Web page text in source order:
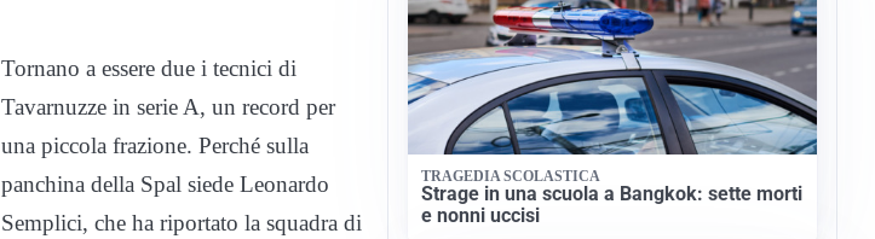
Tornano a essere due i tecnici di
Tavarnuzze in serie A, un record per
una piccola frazione. Perché sulla
panchina della Spal siede Leonardo
Semplici, che ha riportato la squadra di
TRAGEDIA SCOLASTICA
Strage in una scuola a Bangkok: sette morti
e nonni uccisi